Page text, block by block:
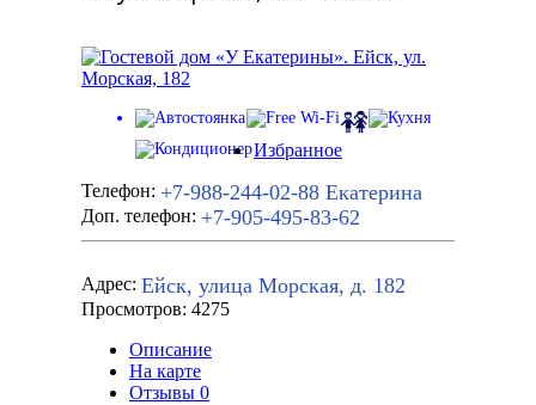
Избранное
Телефон: +7-988-244-02-88 Екатерина
Доп. телефон: +7-905-495-83-62
Адрес: Ейск, улица Морская, д. 182
Просмотров: 4275
Описание
На карте
Отзывы 0